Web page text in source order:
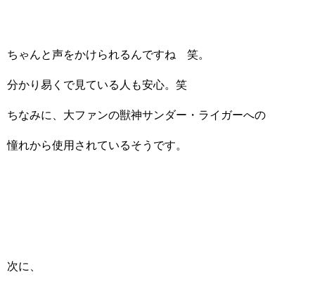
ちゃんと声をかけられるんですね 笑。
分かり易くで見ている人も安心。笑
ちなみに、大ファンの獣神サンダー・ライガーへの
憧れから使用されているそうです。
次に、